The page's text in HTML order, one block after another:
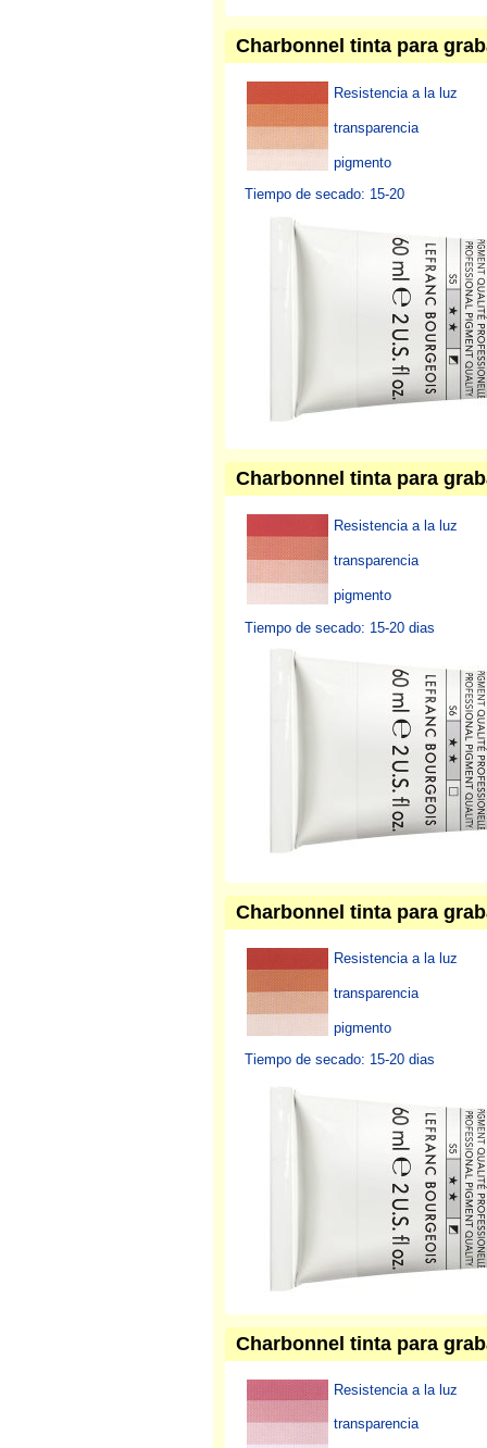
Charbonnel tinta para
Resistencia a la luz
transparencia
pigmento
Tiempo de secado: 15-20
Charbonnel tinta para
Resistencia a la luz
transparencia
pigmento
Tiempo de secado: 15-20 dias
Charbonnel tinta para
Resistencia a la luz
transparencia
pigmento
Tiempo de secado: 15-20 dias
Charbonnel tinta para
Resistencia a la luz
transparencia